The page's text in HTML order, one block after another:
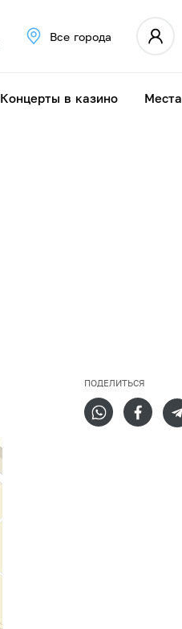
Все города
Концерты в казино Места
ПОДЕЛИТЬСЯ